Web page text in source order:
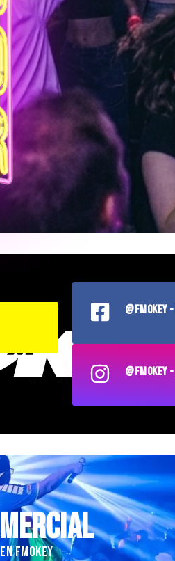
@FMOKEY
@FMOKEY
FMOKEY